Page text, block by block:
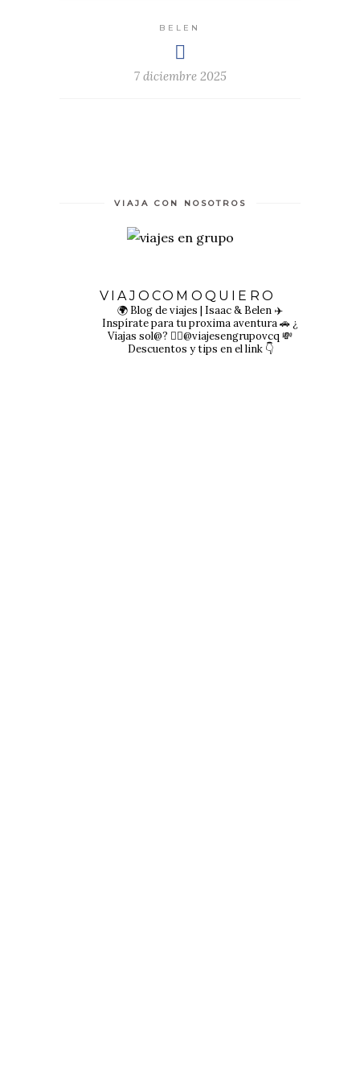
BELEN
7 diciembre 2025
VIAJA CON NOSOTROS
VIAJOCOMOQUIERO
🌍 Blog de viajes | Isaac & Belen ✈️
Inspírate para tu proxima aventura🚗 ¿
Viajas sol@? 👉🏻@viajesengrupovcq 💸
Descuentos y tips en el link 👇